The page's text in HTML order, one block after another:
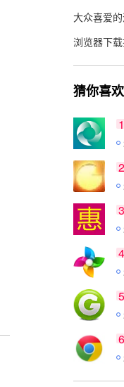
大众喜爱
浏览器下
猜你喜欢
1
2
3
4
5
6